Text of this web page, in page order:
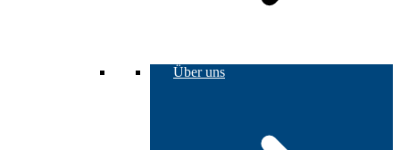
Über uns